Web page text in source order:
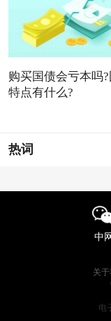
购买国债会亏本吗
特点有什么?
热词
中
关
电